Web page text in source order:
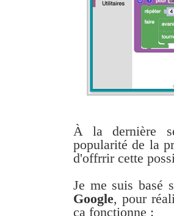
À la dernière
popularité de la
d'offrrir cette
Je me suis basé
Google, pour
ça fonctionne :